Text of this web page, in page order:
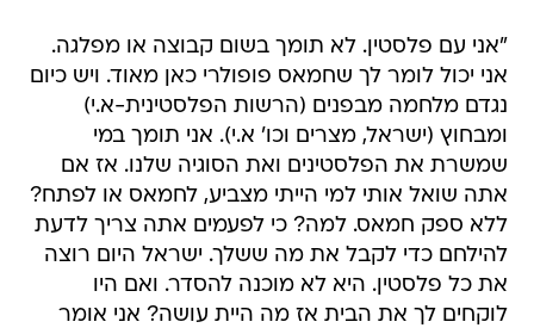
"אני עם פלסטין. לא תומך בשום קבוצה או מפלגה.
אני יכול לומר לך שחמאס פופולרי כאן מאוד. ויש כיום
נגדם מלחמה מבפנים (הרשות הפלסטינית-א.י)
ומבחוץ (ישראל, מצרים וכו' א.י). אני תומך במי
שמשרת את הפלסטינים ואת הסוגיה שלנו. אז אם
אתה שואל אותי למי הייתי מצביע, לחמאס או לפתח?
ללא ספק חמאס. למה? כי לפעמים אתה צריך לדעת
להילחם כדי לקבל את מה ששלך. ישראל היום רוצה
את כל פלסטין. היא לא מוכנה להסדר. ואם היו
לוקחים לך את הבית אז מה היית עושה? אני אומר